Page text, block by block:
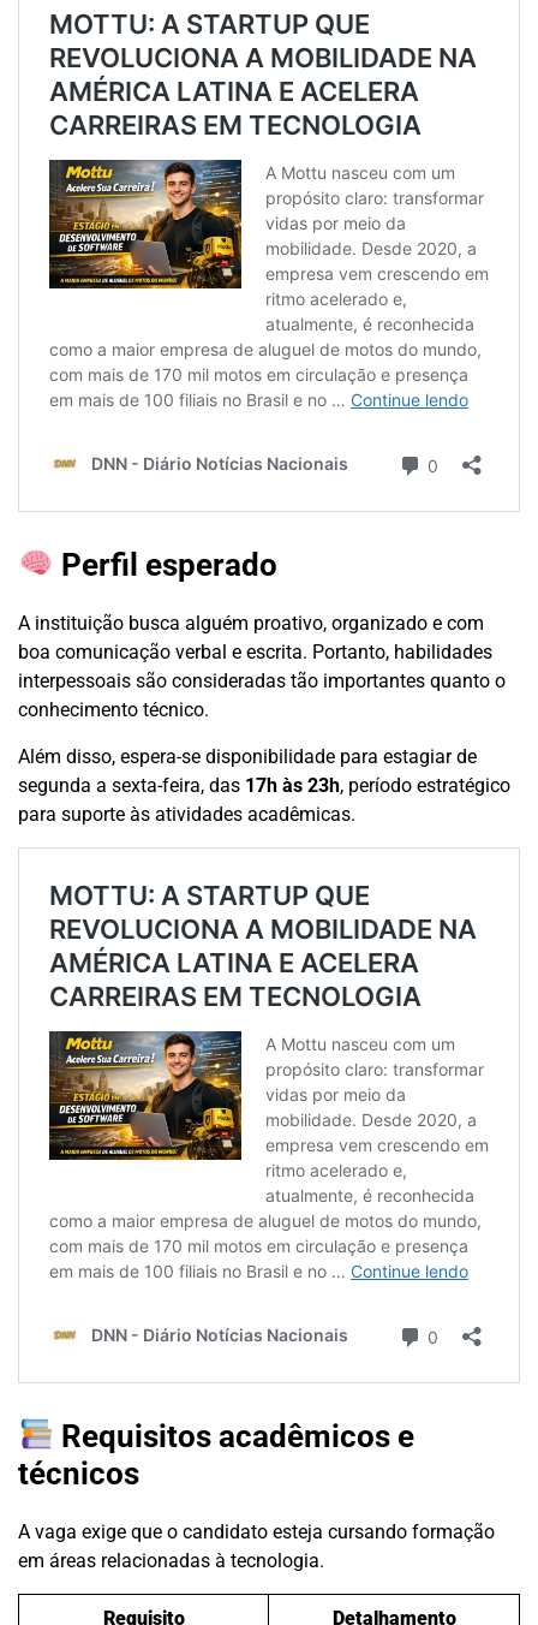
Perfil esperado
A instituição busca alguém proativo, organizado e com
boa comunicação verbal e escrita. Portanto, habilidades
interpessoais são consideradas tão importantes quanto o
conhecimento técnico.
Além disso, espera-se disponibilidade para estagiar de
segunda a sexta-feira, das 17h às 23h, período estratégico
para suporte às atividades acadêmicas.
Requisitos acadêmicos e
técnicos
A vaga exige que o candidato esteja cursando formação
em áreas relacionadas à tecnologia.
Requisito Detalhamento